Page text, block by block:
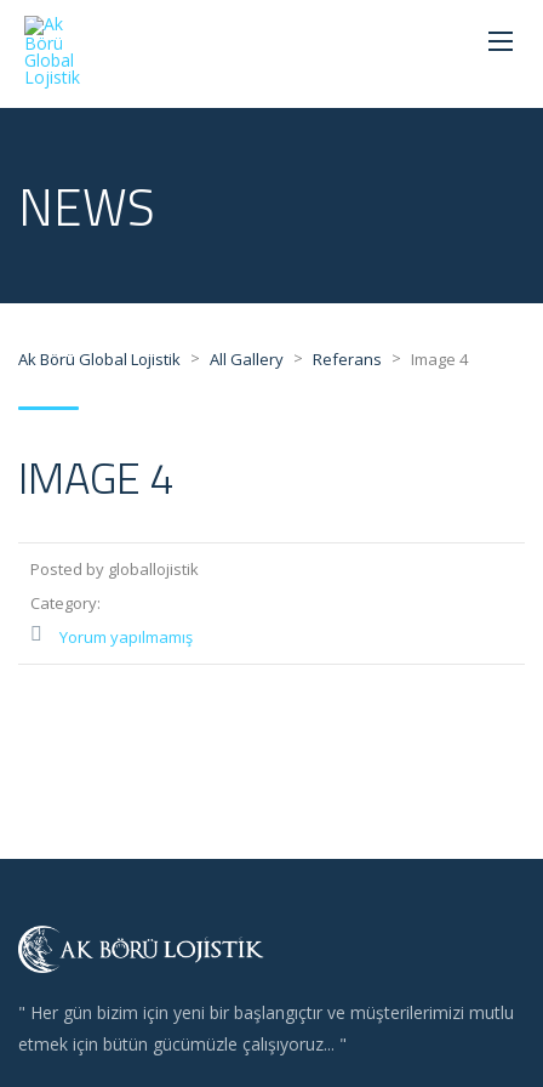
NEWS
Ak Börü Global Lojistik > All Gallery > Referans > Image 4
IMAGE 4
Posted by globallojistik
Category:
Yorum yapılmamış
" Her gün bizim için yeni bir başlangıçtır ve müşterilerimizi mutlu
etmek için bütün gücümüzle çalışıyoruz... "